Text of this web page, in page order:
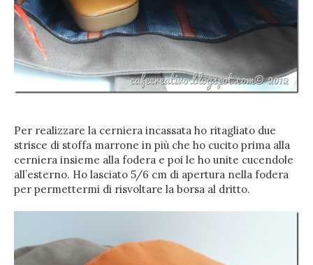
Per realizzare la cerniera incassata ho ritagliato due
strisce di stoffa marrone in più che ho cucito prima alla
cerniera insieme alla fodera e poi le ho unite cucendole
all’esterno. Ho lasciato 5/6 cm di apertura nella fodera
per permettermi di risvoltare la borsa al dritto.